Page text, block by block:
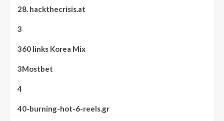
28. hackthecrisis.at
3
360 links Korea Mix
3Mostbet
4
40-burning-hot-6-reels.gr